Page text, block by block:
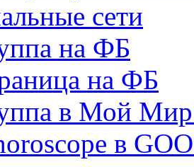
сети
на ФБ
на ФБ
в Мой
в